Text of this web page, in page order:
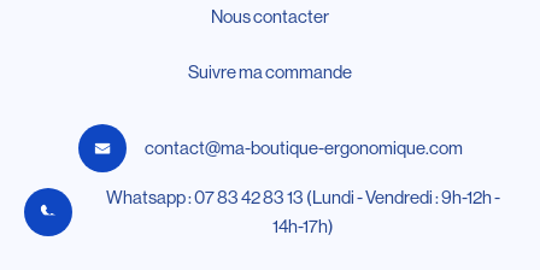
Nous contacter
Suivre ma commande
contact@ma-boutique-ergonomique.com
Whatsapp : 07 83 42 83 13 (Lundi - Vendredi : 9h-12h -
14h-17h)